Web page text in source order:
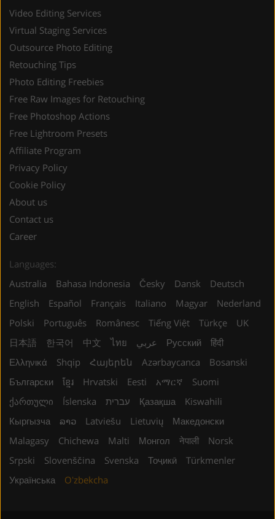
Video Editing Services
Virtual Staging Services
Outsource Photo Editing
Retouching Tips
Photo Editing Freebies
Free Raw Images for Retouching
Free Photoshop Actions
Free Lightroom Presets
Affiliate Program
Privacy Policy
Cookie Policy
About us
Contact us
Career
Languages:
Australia
Bahasa Indonesia Česky Dansk
Deutsch
English
Español Français Italiano Magyar
Nederland
Polski
Português Românesc Tiếng Việt Türkçe
UK
日本語
한국어 中文 ไทย عربي Русский
हिंदी
Ελληνικά
Shqip Հայերեն Azərbaycanca
Bosanski
Български
ខ្មែរ Hrvatski Eesti አማርኛ
Suomi
ქართული
Íslenska עברית Қазақша
Kiswahili
Кыргызча
ລາວ Latviešu Lietuvių
Македонски
Malagasy
Chichewa Malti Монгол नेपाली
Norsk
Srpski
Slovenščina Svenska Тоҷикӣ
Türkmenler
Українська
Oʻzbekcha